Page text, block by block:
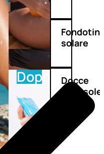
Doposole
solare
Docce
doposole